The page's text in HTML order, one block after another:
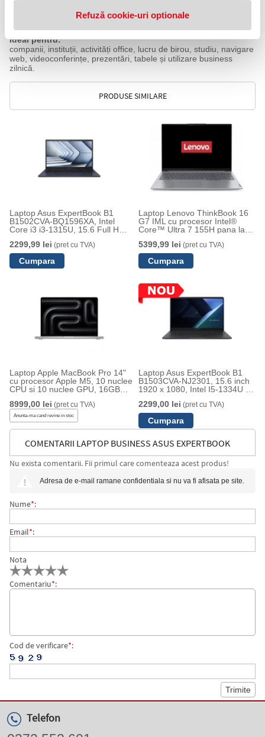
Refuză cookie-uri optionale
Potrivit pentru birou, lucru hibrid, studiu, administrare documente,
prezentări și videoconferințe.
Ideal pentru:
companii, instituții, activități office, lucru de birou, studiu, navigare
web, videoconferințe, prezentări, tabele și utilizare business
zilnică.
PRODUSE SIMILARE
Laptop Asus ExpertBook B1
B1502CVA-BQ1596XA, Intel
Core i3 i3-1315U, 15.6 Full HD,
SSD, Wi-Fi 6, Windows 11
2299,99 lei (pret cu TVA)
Laptop Lenovo ThinkBook 16
G7 IML cu procesor Intel®
Core™ Ultra 7 155H pana la
16GB DDR5, 512GB SSD,
Intel® Arc™ Graphics, No OS,
Arctic Grey, 3Y Courier/Carry-
in upgrade
5399,99 lei (pret cu TVA)
Laptop Apple MacBook Pro 14"
cu procesor Apple M5, 10 nuclee
CPU si 10 nuclee GPU, 16GB
Tastatura Internationala, Manual
RO
8999,00 lei (pret cu TVA)
Anunta-ma cand revine in stoc
Laptop Asus ExpertBook B1
B1503CVA-NJ2301, 15.6 inch
1920 x 1080, Intel I5-1334U 10
MB cache, 55 W, 8 GB DDR5,
512 GB SSD, Intel UHD
Graphics, Fara sistem de
operare, Negru
2299,00 lei (pret cu TVA)
COMENTARII LAPTOP BUSINESS ASUS EXPERTBOOK
B1 B1503CVA, CU PROCESOR INTEL CORE I5-13420H,
GRAPHICS, FARA OS
Nu exista comentarii. Fii primul care comenteaza acest produs!
Adresa de e-mail ramane confidentiala si nu va fi afisata pe site.
Nume*:
Email*:
Nota
Comentariu*:
Cod de verificare*:
Telefon